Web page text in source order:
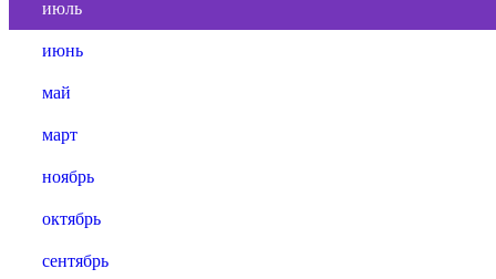
июль
июнь
май
март
ноябрь
октябрь
сентябрь